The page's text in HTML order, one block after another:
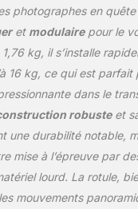
hauteur de
173cm d’une
main.Très léger
compact, ce
idéal pour la
photographie
et en extérieur.
Tête sphérique
(diamètre : 36
usinée avec la
technologie
photographes en quête
et modulairepour le
kg, il s’installe
16 kg, ce qui est parfait
dans le
robusteet
une durabilité notable,
mise à l’épreuve par
lourd. La rotule,
mouvements